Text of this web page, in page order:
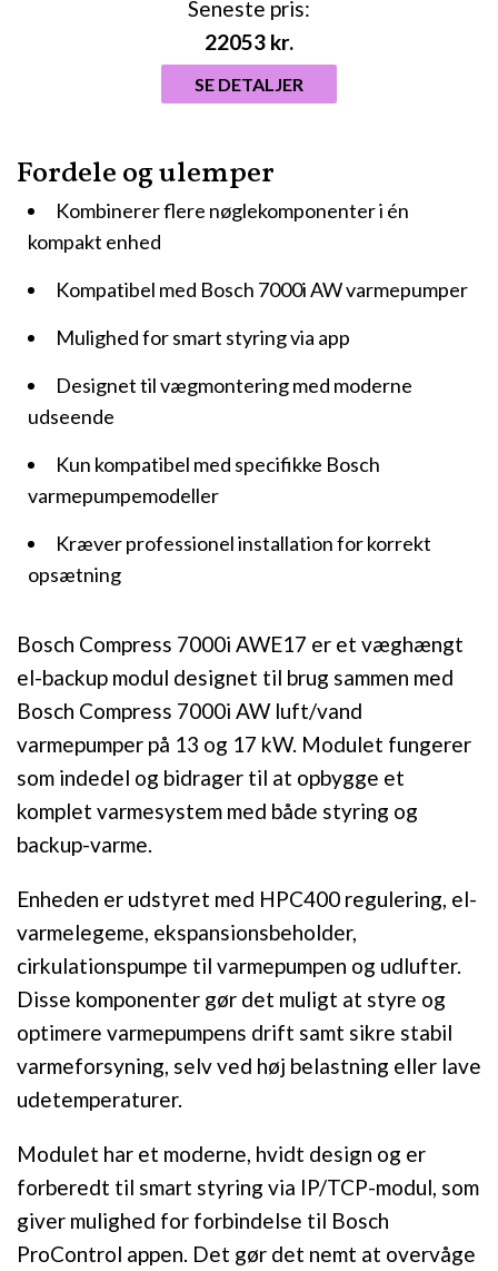
Bosch Compress 7000i AWE17 er et væghængt
el-backup modul designet til brug sammen med
Bosch Compress 7000i AW luft/vand
varmepumper på 13 og 17 kW. Modulet fungerer
som indedel og bidrager til at opbygge et
komplet varmesystem med både styring og
backup-varme.
Enheden er udstyret med HPC400 regulering, el-
varmelegeme, ekspansionsbeholder,
cirkulationspumpe til varmepumpen og udlufter.
Disse komponenter gør det muligt at styre og
optimere varmepumpens drift samt sikre stabil
varmeforsyning, selv ved høj belastning eller lave
udetemperaturer.
Modulet har et moderne, hvidt design og er
forberedt til smart styring via IP/TCP-modul, som
giver mulighed for forbindelse til Bosch
ProControl appen. Det gør det nemt at overvåge
Fordele og ulemper
Kombinerer flere nøglekomponenter i én
kompakt enhed
Kompatibel med Bosch 7000i AW varmepumper
Mulighed for smart styring via app
Designet til vægmontering med moderne
udseende
Kun kompatibel med specifikke Bosch
varmepumpemodeller
Kræver professionel installation for korrekt
opsætning
Seneste pris:
22053 kr.
SE DETALJER